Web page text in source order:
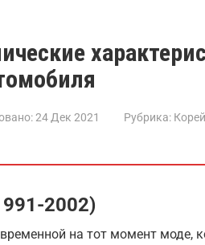
24 Дек 2021 Рубрика:
2002)
на тот момент